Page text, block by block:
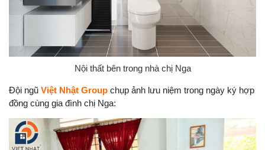
Nội thất bên trong nhà chị Nga
Đội ngũ Việt Nhật Group chụp ảnh lưu niệm trong ngày ký hợp
đồng cùng gia đình chị Nga: